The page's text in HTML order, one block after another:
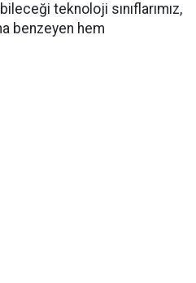
teknoloji sınıflarımız,
benzeyen hem